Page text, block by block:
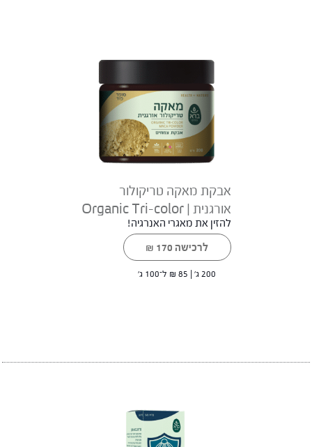
אבקת מאקה טריקולור
אורגנית | Organic Tri-color
Maca powder
להזין את מאגרי האנרגיה!
לרכישה
₪ 170
200 ג' | ₪ 85 ל־100 ג'